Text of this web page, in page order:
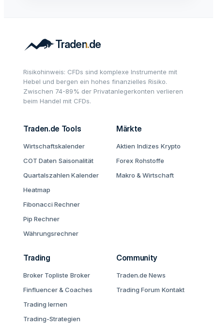
Risikohinweis: CFDs sind komplexe Instrumente mit
Hebel und bergen ein hohes finanzielles Risiko.
Zwischen 74-89% der Privatanlegerkonten verlieren
beim Handel mit CFDs.
Traden.de Tools
Wirtschaftskalender
COT Daten Saisonalität
Quartalszahlen Kalender
Heatmap
Fibonacci Rechner
Pip Rechner
Währungsrechner
Märkte
Aktien Indizes Krypto
Forex Rohstoffe
Makro & Wirtschaft
Trading
Broker Topliste Broker
Finfluencer & Coaches
Trading lernen
Trading-Strategien
Community
Traden.de News
Trading Forum Kontakt